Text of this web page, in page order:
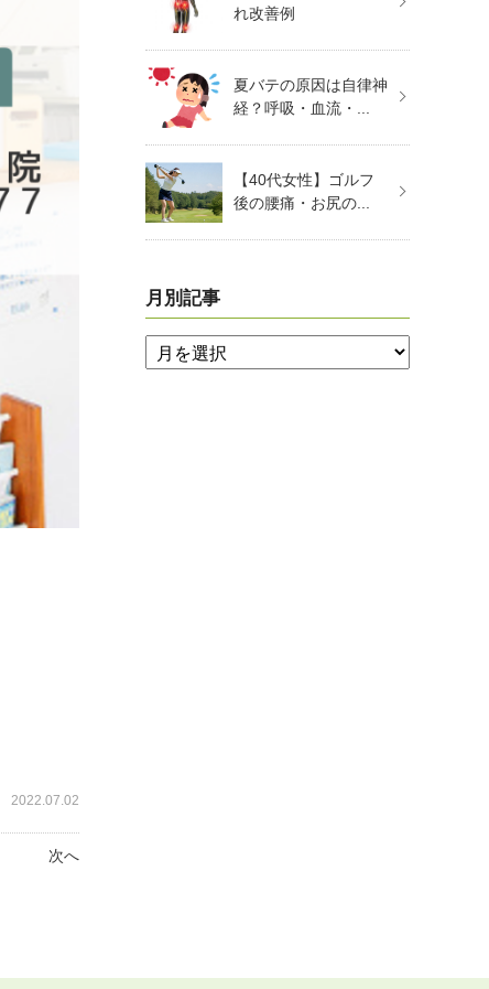
2022.07.02
次へ
れ改善例
夏バテの原因は自律神
経？呼吸・血流・...
【40代女性】ゴルフ
後の腰痛・お尻の...
月別記事